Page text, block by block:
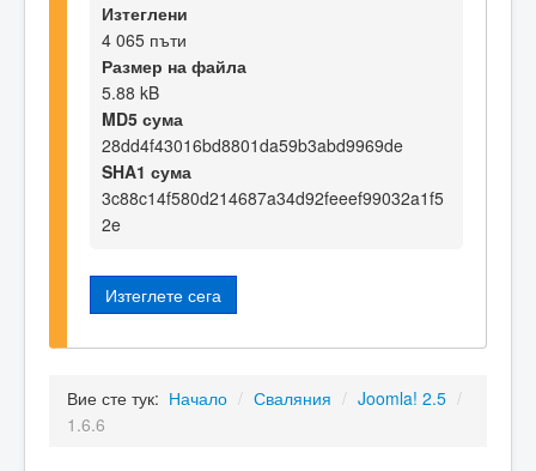
Изтеглени
4 065 пъти
Размер на файла
5.88 kB
MD5 сума
28dd4f43016bd8801da59b3abd9969de
SHA1 сума
3c88c14f580d214687a34d92feeef99032a1f5
2e
Изтеглете сега
Вие сте тук: Начало / Сваляния / Joomla! 2.5 /
1.6.6